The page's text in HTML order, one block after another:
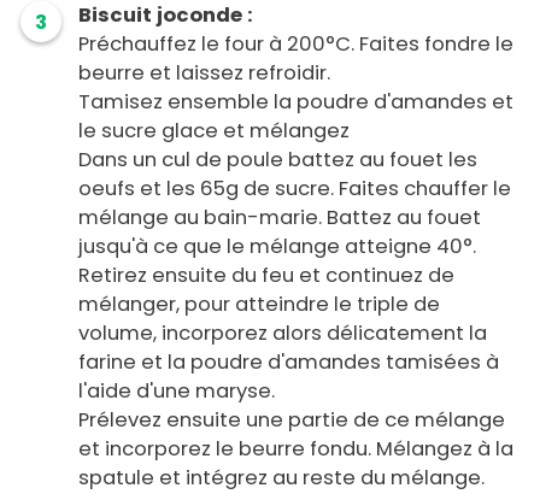
3
Biscuit joconde :
Préchauffez le four à 200°C. Faites fondre le
beurre et laissez refroidir.
Tamisez ensemble la poudre d'amandes et
le sucre glace et mélangez
Dans un cul de poule battez au fouet les
oeufs et les 65g de sucre. Faites chauffer le
mélange au bain-marie. Battez au fouet
jusqu'à ce que le mélange atteigne 40°.
Retirez ensuite du feu et continuez de
mélanger, pour atteindre le triple de
volume, incorporez alors délicatement la
farine et la poudre d'amandes tamisées à
l'aide d'une maryse.
Prélevez ensuite une partie de ce mélange
et incorporez le beurre fondu. Mélangez à la
spatule et intégrez au reste du mélange.